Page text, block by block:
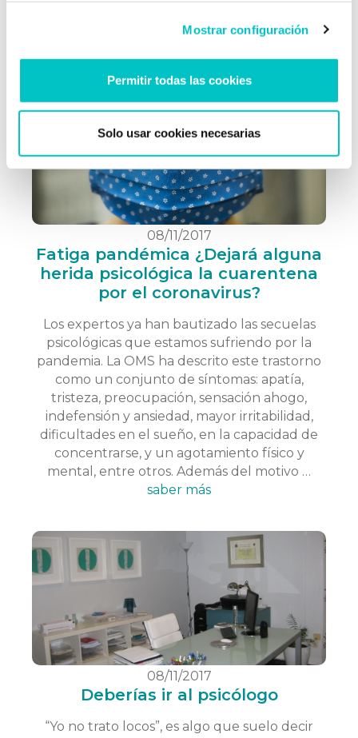
Mostrar configuración
Permitir todas las cookies
Solo usar cookies necesarias
Otros se plantean si aún siguen queriendo a
08/11/2017
Fatiga pandémica ¿Dejará alguna
herida psicológica la cuarentena
por el coronavirus?
Los expertos ya han bautizado las secuelas
psicológicas que estamos sufriendo por la
pandemia. La OMS ha descrito este trastorno
como un conjunto de síntomas: apatía,
tristeza, preocupación, sensación ahogo,
indefensión y ansiedad, mayor irritabilidad,
dificultades en el sueño, en la capacidad de
concentrarse, y un agotamiento físico y
mental, entre otros. Además del motivo …
saber más
08/11/2017
Deberías ir al psicólogo
“Yo no trato locos”, es algo que suelo decir